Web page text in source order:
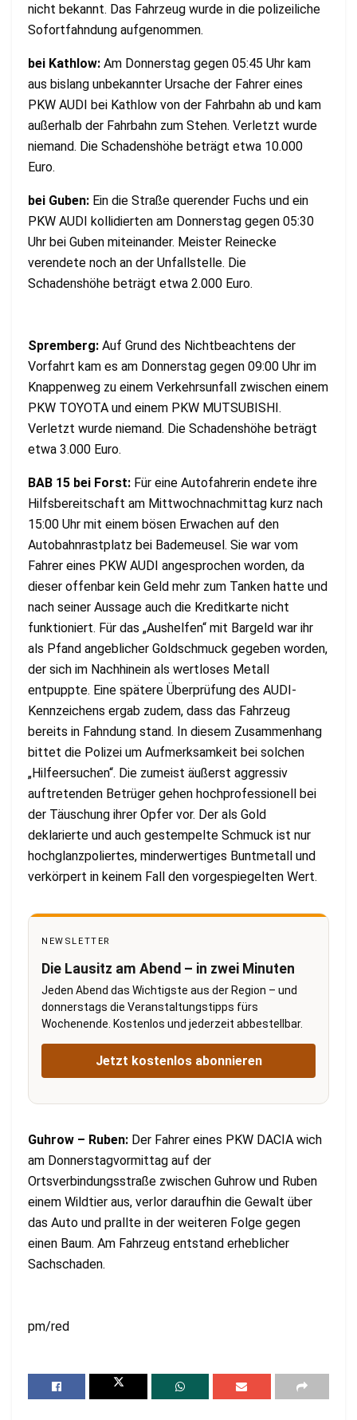
nicht bekannt. Das Fahrzeug wurde in die polizeiliche
Sofortfahndung aufgenommen.
bei Kathlow: Am Donnerstag gegen 05:45 Uhr kam
aus bislang unbekannter Ursache der Fahrer eines
PKW AUDI bei Kathlow von der Fahrbahn ab und kam
außerhalb der Fahrbahn zum Stehen. Verletzt wurde
niemand. Die Schadenshöhe beträgt etwa 10.000
Euro.
bei Guben: Ein die Straße querender Fuchs und ein
PKW AUDI kollidierten am Donnerstag gegen 05:30
Uhr bei Guben miteinander. Meister Reinecke
verendete noch an der Unfallstelle. Die
Schadenshöhe beträgt etwa 2.000 Euro.
Spremberg: Auf Grund des Nichtbeachtens der
Vorfahrt kam es am Donnerstag gegen 09:00 Uhr im
Knappenweg zu einem Verkehrsunfall zwischen einem
PKW TOYOTA und einem PKW MUTSUBISHI.
Verletzt wurde niemand. Die Schadenshöhe beträgt
etwa 3.000 Euro.
BAB 15 bei Forst: Für eine Autofahrerin endete ihre
Hilfsbereitschaft am Mittwochnachmittag kurz nach
15:00 Uhr mit einem bösen Erwachen auf den
Autobahnrastplatz bei Bademeusel. Sie war vom
Fahrer eines PKW AUDI angesprochen worden, da
dieser offenbar kein Geld mehr zum Tanken hatte und
nach seiner Aussage auch die Kreditkarte nicht
funktioniert. Für das „Aushelfen“ mit Bargeld war ihr
als Pfand angeblicher Goldschmuck gegeben worden,
der sich im Nachhinein als wertloses Metall
entpuppte. Eine spätere Überprüfung des AUDI-
Kennzeichens ergab zudem, dass das Fahrzeug
bereits in Fahndung stand. In diesem Zusammenhang
bittet die Polizei um Aufmerksamkeit bei solchen
„Hilfeersuchen“. Die zumeist äußerst aggressiv
auftretenden Betrüger gehen hochprofessionell bei
der Täuschung ihrer Opfer vor. Der als Gold
deklarierte und auch gestempelte Schmuck ist nur
hochglanzpoliertes, minderwertiges Buntmetall und
verkörpert in keinem Fall den vorgespiegelten Wert.
NEWSLETTER
Die Lausitz am Abend – in zwei Minuten
Jeden Abend das Wichtigste aus der Region – und
donnerstags die Veranstaltungstipps fürs
Wochenende. Kostenlos und jederzeit abbestellbar.
Jetzt kostenlos abonnieren
Guhrow – Ruben: Der Fahrer eines PKW DACIA wich
am Donnerstagvormittag auf der
Ortsverbindungsstraße zwischen Guhrow und Ruben
einem Wildtier aus, verlor daraufhin die Gewalt über
das Auto und prallte in der weiteren Folge gegen
einen Baum. Am Fahrzeug entstand erheblicher
Sachschaden.
pm/red